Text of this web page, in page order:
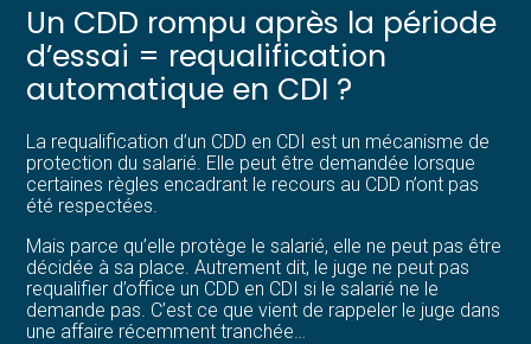
Être prêt pour la facturation
électronique
Un CDD rompu après la période
d’essai = requalification
automatique en CDI ?
La requalification d’un CDD en CDI est un mécanisme de
protection du salarié. Elle peut être demandée lorsque
certaines règles encadrant le recours au CDD n’ont pas
été respectées.
Mais parce qu’elle protège le salarié, elle ne peut pas être
décidée à sa place. Autrement dit, le juge ne peut pas
requalifier d’office un CDD en CDI si le salarié ne le
demande pas. C’est ce que vient de rappeler le juge dans
une affaire récemment tranchée…